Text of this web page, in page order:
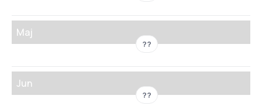
Maj
??
Jun
??